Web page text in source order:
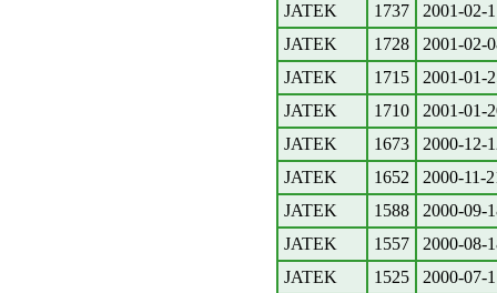
JATEK
1737
2001-02-
JATEK
1728
2001-02-
JATEK
1715
2001-01-
JATEK
1710
2001-01-
JATEK
1673
2000-12-
JATEK
1652
2000-11-
JATEK
1588
2000-09-
JATEK
1557
2000-08-
JATEK
1525
2000-07-